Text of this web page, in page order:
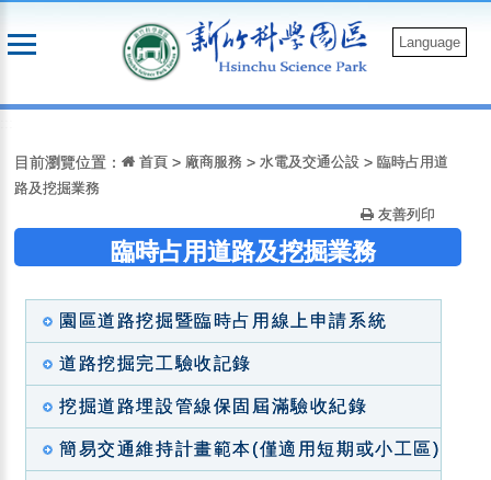
到
Language
目前瀏覽位置： 首頁 > 廠商服務 >水電及交通公設 >臨時占用道
路及挖掘業務
友善列印
臨時占用道路及挖掘業務
園區道路挖掘暨臨時占用線上申請系統
道路挖掘完工驗收記錄
挖掘道路埋設管線保固屆滿驗收紀錄
簡易交通維持計畫範本(僅適用短期或小工區)